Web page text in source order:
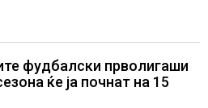
фудбалски прволигаши
ќе ја почнат на 15